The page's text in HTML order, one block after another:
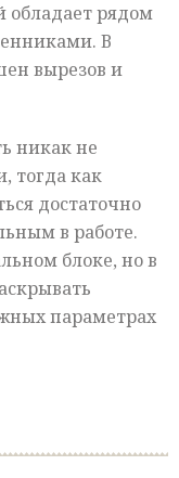
обладает рядом
В
вырезов и
никак не
тогда как
достаточно
в работе.
блоке, но в
параметрах